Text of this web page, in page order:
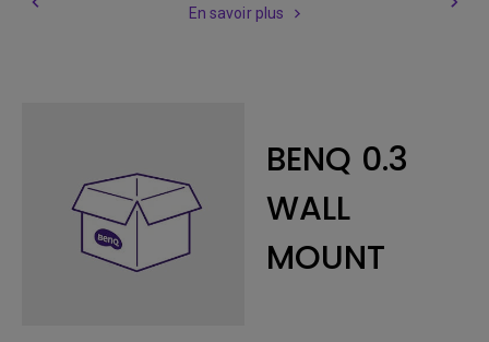
En savoir plus
BENQ 0.3
WALL
MOUNT